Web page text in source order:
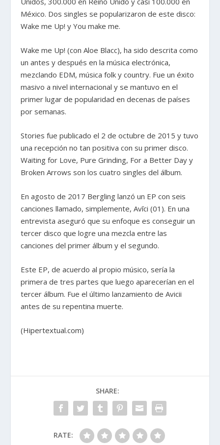
México. Dos singles se popularizaron de este disco:
Wake me Up! y You make me.
Wake me Up! (con Aloe Blacc), ha sido descrita como
un antes y después en la música electrónica,
mezclando EDM, música folk y country. Fue un éxito
masivo a nivel internacional y se mantuvo en el
primer lugar de popularidad en decenas de países
por semanas.
Stories fue publicado el 2 de octubre de 2015 y tuvo
una recepción no tan positiva con su primer disco.
Waiting for Love, Pure Grinding, For a Better Day y
Broken Arrows son los cuatro singles del álbum.
En agosto de 2017 Bergling lanzó un EP con seis
canciones llamado, simplemente, Avīci (01). En una
entrevista aseguró que su enfoque es conseguir un
tercer disco que logre una mezcla entre las
canciones del primer álbum y el segundo.
Este EP, de acuerdo al propio músico, sería la
primera de tres partes que luego aparecerían en el
tercer álbum. Fue el último lanzamiento de Avicii
antes de su repentina muerte.
(Hipertextual.com)
SHARE:
RATE: